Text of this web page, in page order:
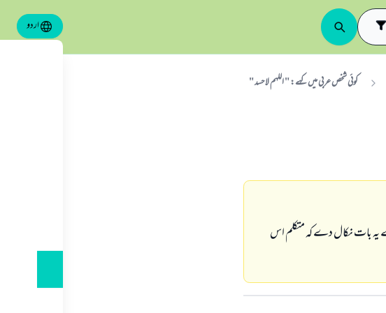
اردو
کوئی شخص عربی میں کہے: " اللهم لا حسد "
یہ بات نکال دے کہ متکلم اس